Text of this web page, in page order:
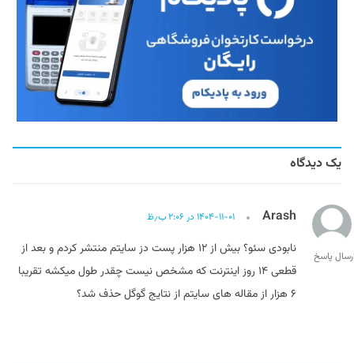
یک دیدگاه
Arash ۱۴۰۴-۱۱-۰۱ در ۲:۰۶ ب٫ظ
نابودی سئو؟ بیش از ۱۲ هزار پست دز سایتم منتشر کردم و بعد از
قطعی ۱۴ روز اینترنت که مشخص نیست چقدر طول میکشه تقریبا
۶ هزار از مقاله های سایتم از نتایج گوگل حذف شد؟
پاسخ